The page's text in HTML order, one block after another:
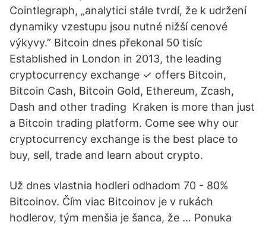
Cointlegraph, „analytici stále tvrdí, že k udržení
dynamiky vzestupu jsou nutné nižší cenové
výkyvy.” Bitcoin dnes překonal 50 tisíc
Established in London in 2013, the leading
cryptocurrency exchange ✓ offers Bitcoin,
Bitcoin Cash, Bitcoin Gold, Ethereum, Zcash,
Dash and other trading Kraken is more than just
a Bitcoin trading platform. Come see why our
cryptocurrency exchange is the best place to
buy, sell, trade and learn about crypto.
Už dnes vlastnia hodleri odhadom 70 - 80%
Bitcoinov. Čím viac Bitcoinov je v rukách
hodlerov, tým menšia je šanca, že … Ponuka